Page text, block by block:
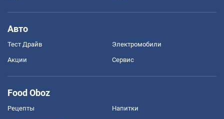
Авто
Тест Драйв Электромобили
Акции Сервис
Food Oboz
Рецепты Напитки